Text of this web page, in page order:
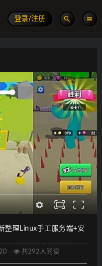
登录/注册
整理Linux手工服务端+安
共292人阅读